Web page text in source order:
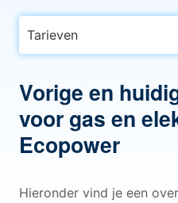
Tarieven
Vorige en
voor gas en
Ecopower
Hieronder vind je een